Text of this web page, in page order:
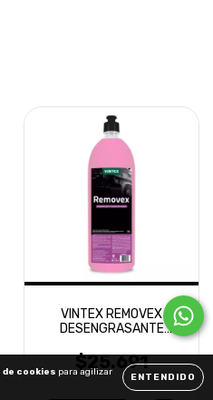
cookies para agilizar
ENTENDIDO
VINTEX REMOVEX
DESENGRASANTE
LIMPIADOR CHASIS 1.5 L
$25.691